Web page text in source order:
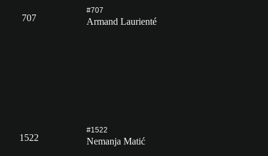
707
#707
Armand Laurienté
1522
#1522
Nemanja Matić